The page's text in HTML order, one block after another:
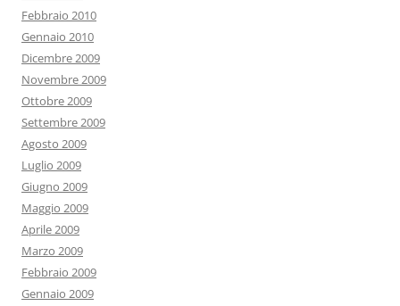
Febbraio 2010
Gennaio 2010
Dicembre 2009
Novembre 2009
Ottobre 2009
Settembre 2009
Agosto 2009
Luglio 2009
Giugno 2009
Maggio 2009
Aprile 2009
Marzo 2009
Febbraio 2009
Gennaio 2009